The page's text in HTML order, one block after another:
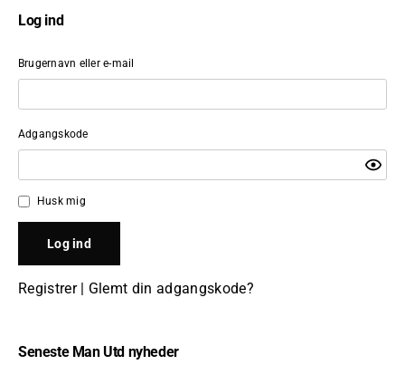
Log ind
Brugernavn eller e-mail
Adgangskode
Husk mig
Registrer| Glemt din adgangskode?
Seneste Man Utd nyheder